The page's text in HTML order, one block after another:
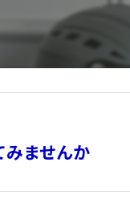
みませんか